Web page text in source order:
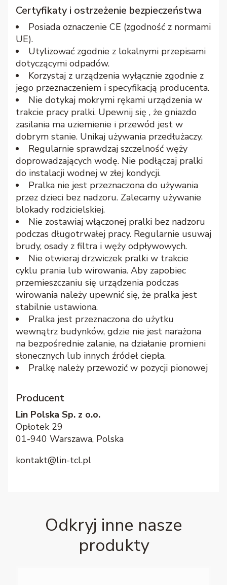
Certyfikaty i ostrzeżenie bezpieczeństwa
Posiada oznaczenie CE (zgodność z normami
UE).
Utylizować zgodnie z lokalnymi przepisami
dotyczącymi odpadów.
Korzystaj z urządzenia wyłącznie zgodnie z
jego przeznaczeniem i specyfikacją producenta.
Nie dotykaj mokrymi rękami urządzenia w
trakcie pracy pralki. Upewnij się , że gniazdo
zasilania ma uziemienie i przewód jest w
dobrym stanie. Unikaj używania przedłużaczy.
Regularnie sprawdzaj szczelność węży
doprowadzających wodę. Nie podłączaj pralki
do instalacji wodnej w złej kondycji.
Pralka nie jest przeznaczona do używania
przez dzieci bez nadzoru. Zalecamy używanie
blokady rodzicielskiej.
Nie zostawiaj włączonej pralki bez nadzoru
podczas długotrwałej pracy. Regularnie usuwaj
brudy, osady z filtra i węży odpływowych.
Nie otwieraj drzwiczek pralki w trakcie
cyklu prania lub wirowania. Aby zapobiec
przemieszczaniu się urządzenia podczas
wirowania należy upewnić się, że pralka jest
stabilnie ustawiona.
Pralka jest przeznaczona do użytku
wewnątrz budynków, gdzie nie jest narażona
na bezpośrednie zalanie, na działanie promieni
słonecznych lub innych źródeł ciepła.
Pralkę należy przewozić w pozycji pionowej
Producent
Lin Polska Sp. z o.o.
Opłotek 29
01-940 Warszawa, Polska
kontakt@lin-tcl.pl
Odkryj inne nasze
produkty